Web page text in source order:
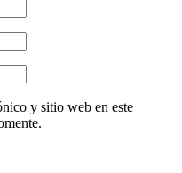
y sitio web en este